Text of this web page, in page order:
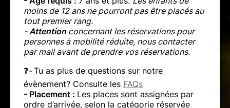
moins de 12 ans ne pourront pas être placés au
tout premier rang.
-Attention concernant les réservations pour
personnes à mobilité réduite, nous contacter
par mail avant de prendre vos réservations.
❓-Tu as plus de questions sur notre
évènement? Consulte les FAQs
- Placement : Les places sont assignées par
ordre d’arrivée, selon la catégorie réservée